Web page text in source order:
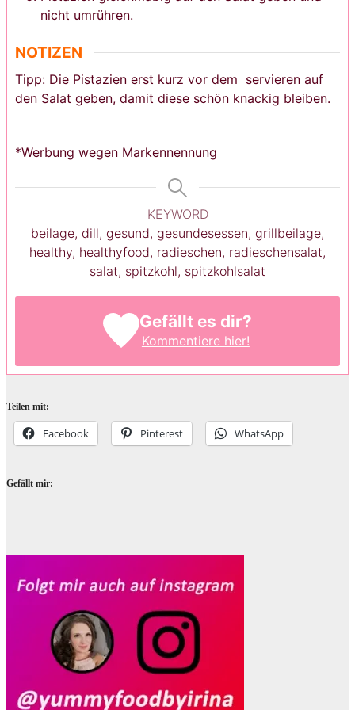
nicht umrühren.
NOTIZEN
Tipp: Die Pistazien erst kurz vor dem servieren auf
den Salat geben, damit diese schön knackig bleiben.
*Werbung wegen Markennennung
KEYWORD
beilage, dill, gesund, gesundesessen, grillbeilage,
healthy, healthyfood, radieschen, radieschensalat,
salat, spitzkohl, spitzkohlsalat
Gefällt es dir?
Kommentiere hier!
Teilen mit:
Facebook Pinterest WhatsApp
Gefällt mir: